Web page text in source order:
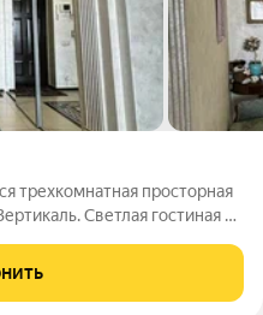
трехкомнатная просторная
Светлая гостиная с
Большая кухня-гостиная. В